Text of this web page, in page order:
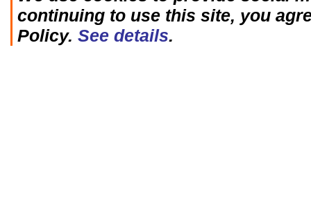
continuing to use this site, you
Policy. See details.